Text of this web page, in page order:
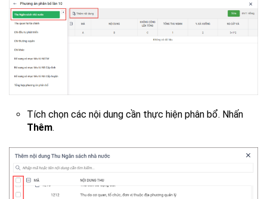
Tích chọn các nội dung cần thực hiện phân bổ. Nhấn
Thêm.